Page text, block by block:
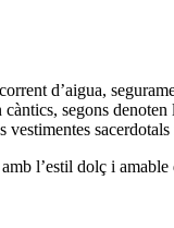
d’aigua,
segons
l’estil dolç i amable